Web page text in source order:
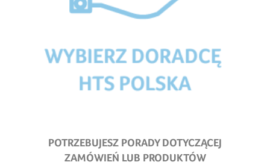
POTRZEBUJESZ PORADY DOTYCZĄCEJ
ZAMÓWIEŃ LUB PRODUKTÓW